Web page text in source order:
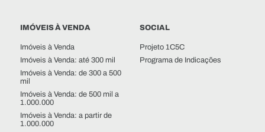
IMÓVEIS À VENDA
Imóveis à Venda
Imóveis à Venda: até 300 mil
Imóveis à Venda: de 300 a 500
mil
Imóveis à Venda: de 500 mil a
1.000.000
Imóveis à Venda: a partir de
1.000.000
SOCIAL
Projeto 1C5C
Programa de Indicações